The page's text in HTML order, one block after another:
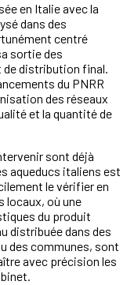
en Italie avec la
dans des
centré
sortie des
distribution final.
du PNRR
des réseaux
et la quantité de
sont déjà
aqueducs italiens est
le vérifier en
locaux, où une
du produit
distribuée dans des
des communes, sont
avec précision les